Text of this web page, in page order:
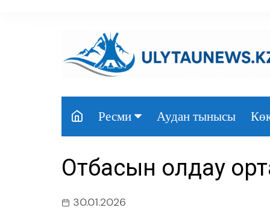
Ресми
Үкімет
Парламент
Аудан тынысы
Отбасын қолдау
30.01.2026